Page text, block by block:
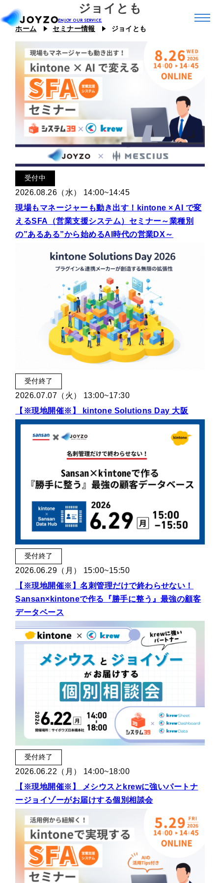
システム39
エコシステム39
カスタム39
ジョイとも
ジョイゾーのプラグイン
連携プラグイン
スキル39
J Camp
ジチタイ39
Joboco
支援事例
セミナー
運用相談してみる
ジョイとも
ホーム セミナー情報 ジョイとも
受付中
2026.08.26（水） 14:00~14:45
現場もマネージャーも動き出す！kintone × AI で変
えるSFA（営業支援システム）セミナー～業種別
の”あるある”から始めるAI時代の営業DX～
受付終了
2026.07.07（火） 13:00~17:30
【※現地開催※】 kintone Solutions Day 大阪
受付終了
2026.06.29（月） 15:00~15:50
【※現地開催※】名刺管理だけで終わらせない！
Sansan×kintoneで作る『勝手に整う』最強の顧客
データベース
受付終了
2026.06.22（月） 14:00~18:00
【※現地開催※】 メシウスとkrewに強いパートナ
ージョイゾーがお届けする個別相談会